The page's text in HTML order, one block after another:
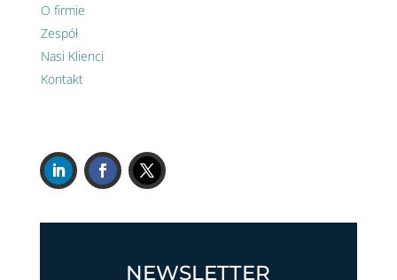
O firmie
Zespół
Nasi Klienci
Kontakt
NEWSLETTER